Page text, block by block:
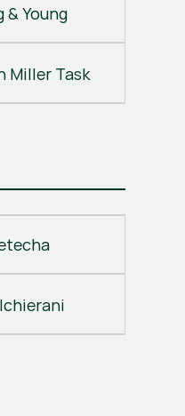
& Young
Miller Task